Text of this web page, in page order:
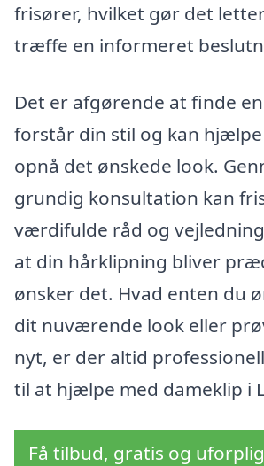
frisører, hvilket gør det
træffe en informeret
Det er afgørende at finde
forstår din stil og kan
opnå det ønskede look.
grundig konsultation kan
værdifulde råd og
at din hårklipning bliver
ønsker det. Hvad enten du
dit nuværende look eller
nyt, er der altid
til at hjælpe med dameklip i
Få tilbud, gratis og